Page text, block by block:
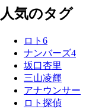
人気のタグ
ロト6
ナンバーズ4
坂口杏里
三山凌輝
アナウンサー
ロト探偵